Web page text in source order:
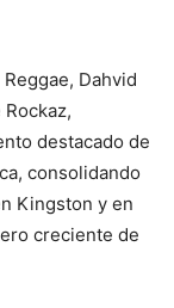
Dahvid
destacado de
consolidando
Kingston y en
creciente de